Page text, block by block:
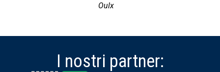
Oulx
I nostri partner: